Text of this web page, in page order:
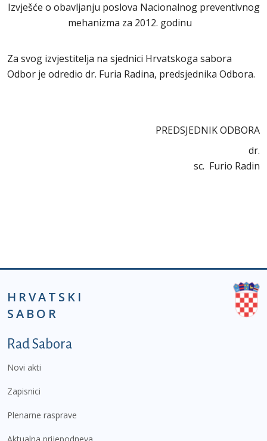
Izvješće o obavljanju poslova Nacionalnog preventivnog
mehanizma za 2012. godinu
Za svog izvjestitelja na sjednici Hrvatskoga sabora
Odbor je odredio dr. Furia Radina, predsjednika Odbora.
PREDSJEDNIK ODBORA
dr.
sc. Furio Radin
HRVATSKI
SABOR
Podnožje prvi izbornik
Rad Sabora
Novi akti
Zapisnici
Plenarne rasprave